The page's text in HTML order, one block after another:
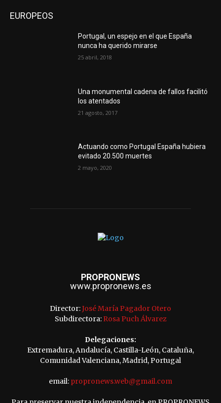
EUROPEOS
Portugal, un espejo en el que España
nunca ha querido mirarse
25 abril, 2018
Una monumental cadena de fallos facilitó
los atentados
21 agosto, 2017
Actuando como Portugal España hubiera
evitado 20.500 muertes
2 mayo, 2020
PROPRONEWS
www.propronews.es
Director:José María Pagador Otero
Subdirectora: Rosa Puch Álvarez
Delegaciones:
Extremadura, Andalucía, Castilla-León, Cataluña,
Comunidad Valenciana, Madrid, Portugal
email: propronews.web@gmail.com